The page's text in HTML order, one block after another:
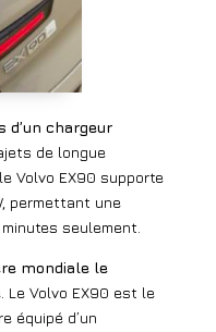
d’un chargeur
de longue
Volvo EX90 supporte
permettant une
seulement.
mondiale le
. Le Volvo EX90 est le
équipé d’un